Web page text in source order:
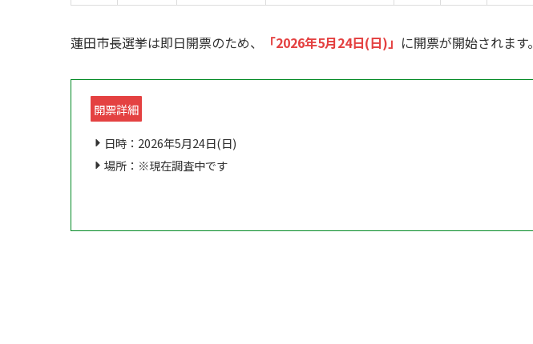
蓮田市長選挙は即日開票のため、 「2026年5月24日(日)」 に開票が開始されます。
開票詳細
日時：2026年5月24日(日)
場所：※現在調査中です